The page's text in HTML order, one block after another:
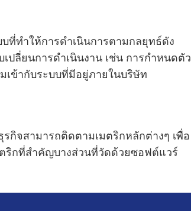
ที่ทําให้การดําเนินการตามกลยุทธ์ดัง
ปลี่ยนการดําเนินงาน เช่น การกําหนดตัว
เข้ากับระบบที่มีอยู่ภายในบริษัท
กิจสามารถติดตามเมตริกหลักต่างๆ เพื่อ
ริกที่สําคัญบางส่วนที่วัดด้วยซอฟต์แวร์